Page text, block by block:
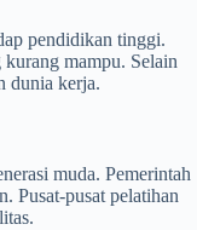
pendidikan tinggi.
mampu. Selain
dunia kerja.
muda. Pemerintah
Pusat-pusat pelatihan